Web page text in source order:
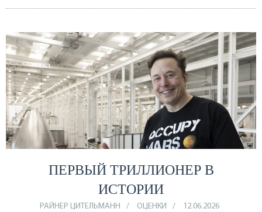
ПЕРВЫЙ ТРИЛЛИОНЕР В
ИСТОРИИ
РАЙНЕР ЦИТЕЛЬМАНН ОЦЕНКИ 12.06.2026